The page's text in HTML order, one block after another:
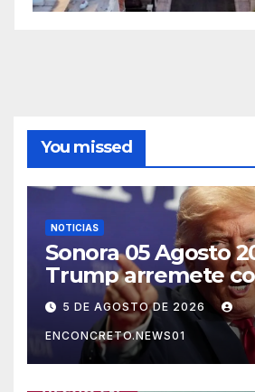
You missed
NOTICIAS
Sonora 05 Agosto
Trump arremete
México, Canadá y
potencias por
abusos comerciales
5 DE AGOSTO DE 2026
ENCONCRETO.NEWS01